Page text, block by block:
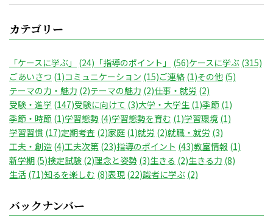
カテゴリー
「ケースに学ぶ」 (24) 「指導のポイント」 (56)ケースに学ぶ (315)
ごあいさつ (1)コミュニケーション (15)ご連絡 (1)その他 (5)
テーマの力・魅力 (2)テーマの魅力 (2)仕事・就労 (2)
受験・進学 (147)受験に向けて (3)大学・大学生 (1)季節 (1)
季節・時節 (1)学習態勢 (4)学習態勢を育む (1)学習環境 (1)
学習習慣 (17)定期考査 (2)家庭 (1)就労 (2)就職・就労 (3)
工夫・創造 (4)工夫次第 (23)指導のポイント (43)教室情報 (1)
新学期 (5)検定試験 (2)理念と姿勢 (3)生きる (2)生きる力 (8)
生活 (71)知るを楽しむ (8)表現 (22)識者に学ぶ (2)
バックナンバー